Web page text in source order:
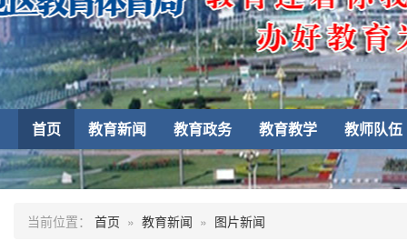
首页 教育新闻 教育政务 教育教学 教师队伍
当前位置： 首页 » 教育新闻 » 图片新闻